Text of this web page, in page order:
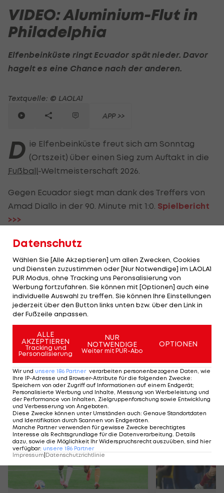
VIDEO: Aluminium-Flut in
Philadelphia
Elfenbeinküste ringt Ecuador spät nieder. Davor
hagelt es eine Chance nach der anderen.
Textquelle: © LAOLA1
APP >>
D ie Elfenbeinküste freut sich am Sonntag
(Ortszeit) über einen Sieg zum Auftakt in die
Fußball-Weltmeisterschaft 2026.
Gegen Ecuador siegt man dank des Treffers von
Amad Diallo in der 90. Minute mit 1:0. Spielbericht
>>>
Vor dem Lucky Punch der Ivorer ist das Spiel lange
auf beiden Seiten. Tatsächlich gibt es drei
Aluminium-Treffer - zwei davon für Ecuador.
WM 2026: Alle Tabellenstände >>>
Das wilde Hin und Her im VIDEO:
Mehr zum Thema
Datenschutz
Wählen Sie [Alle Akzeptieren] um allen Zwecken, Cookies
und Diensten zuzustimmen oder [Nur Notwendige] im LAOLA1
PUR Modus, ohne Tracking uns Peronsalisierung von
Werbung fortzufahren. Sie können mit [Optionen] auch eine
individuelle Auswahl zu treffen. Sie können Ihre Einstellungen
jederzeit über den Button links unten bzw. über den Link in
der Fußzeile anpassen.
ALLE
AKZEPTIEREN
Tracking und
Personalisierung
NUR
NOTWENDIGE
Weiter mit PUR-Abo
OPTIONEN
Wir und unsere 186 Partner verarbeiten personenbezogene Daten, wie
Ihre IP-Adresse und Browser-Attribute für die folgenden Zwecke:
Speichern von oder Zugriff auf Informationen auf einem Endgerät;
Personalisierte Werbung und Inhalte, Messung von Werbeleistung und
der Performance von Inhalten, Zielgruppenforschung sowie Entwicklung
und Verbesserung von Angeboten
Diese Zwecke können unter Umständen auch: Genaue Standortdaten
und Identifikation durch Scannen von Endgeräten
Manche Partner verwenden für gewisse Zwecke berechtigtes
Interesse als Rechtsgrundlage für die Datenverarbeitung. Details
dazu, sowie die Möglichkeit Ihr Widerspruchsrecht auszuüben, sind hier
verfügbar: unsere 186 Partner
Impressum|Datenschutzrichtlinie